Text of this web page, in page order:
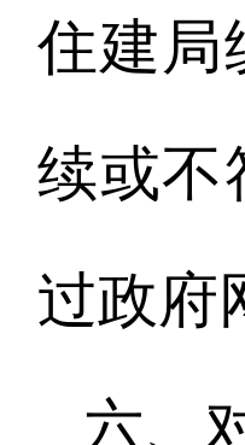
住建局
续或不
过政府
六、